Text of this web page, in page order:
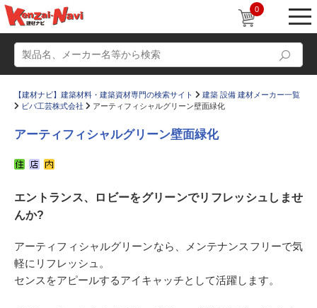
0
かたなび コラム
Q＆A 販売・施工代理店募集
お気に入り
【建材ナビ】建築材料・建築資材専門の検索サイト
建築 設備 建材メーカー一覧
ビバ工芸株式会社
アーティフィシャルグリーン壁面緑化
アーティフィシャルグリーン壁面緑化
エントランス、ロビーをグリーンでリフレッシュしませ
んか?
アーティフィシャルグリーンなら、メンテナンスフリーで気
軽にリフレッシュ。
センスをアピールするアイキャッチとして活躍します。